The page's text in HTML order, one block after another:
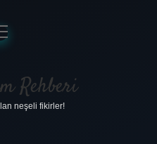
Rehberi
neşeli fikirler!